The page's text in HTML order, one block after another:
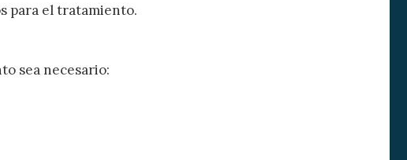
para el tratamiento.
sea necesario:
de navegación
en la
los datos de uso
preferencia